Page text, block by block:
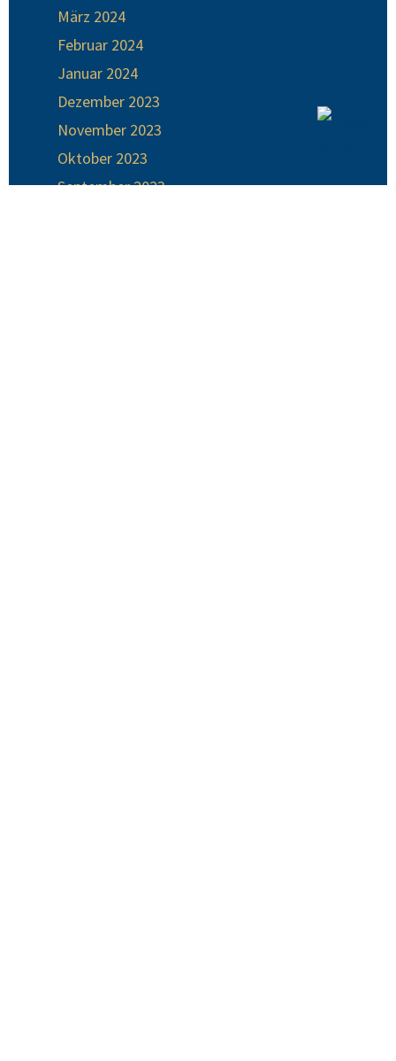
März 2024
Februar 2024
Januar 2024
Dezember 2023
November 2023
Oktober 2023
September 2023